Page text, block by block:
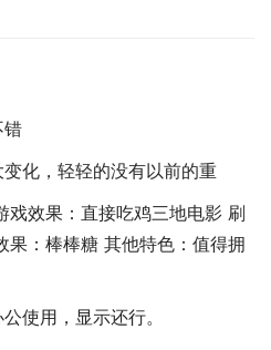
错
化，轻轻的没有以前的重
戏效果：直接吃鸡三地电影 刷
果：棒棒糖 其他特色：值得拥
使用，显示还行。